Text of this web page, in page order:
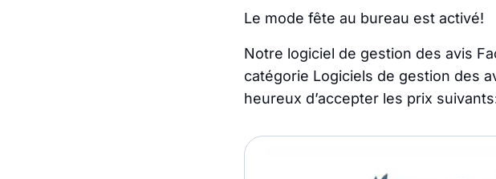
Le mode fête au bureau est activé!
Notre logiciel de gestion des avis
catégorie Logiciels de gestion des
heureux d’accepter les prix